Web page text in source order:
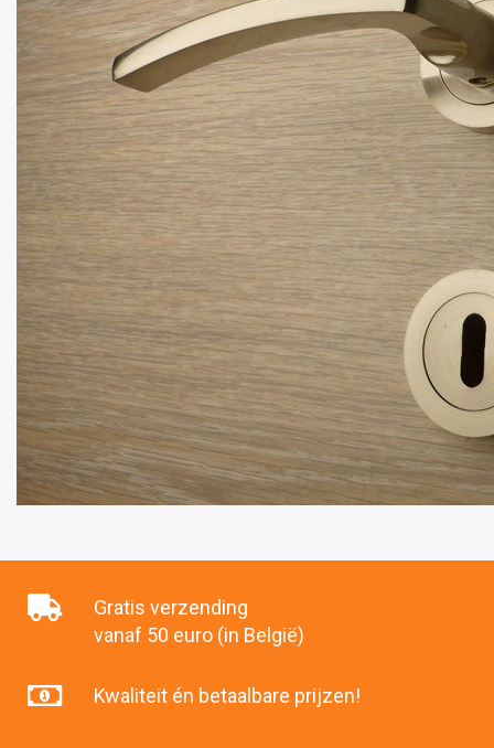
Gratis verzending
vanaf 50 euro (in België)
Kwaliteit én betaalbare prijzen!